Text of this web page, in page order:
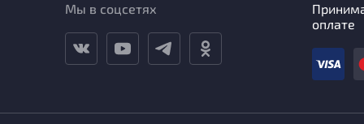
Мы в соцсетях
оплате